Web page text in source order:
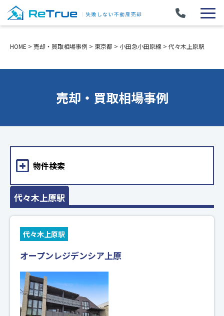
HOME > 売却・買取相場事例 > 東京都 > 小田急小田原線 > 代々木上原駅
売却・買取相場事例
代々木上原駅
代々木上原駅
オープンレジデンシア上原
物件検索